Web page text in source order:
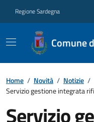
Regione Sardegna
Comune
Home / Novità / Notizie /
Servizio gestione integrata
Servizio